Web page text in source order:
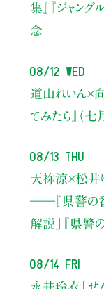
集』『ジャン
念
08/12 Wed
道山れいん×向
てみたら』（
08/13 Thu
天祢涼×松井
――『県警の
解説」
『県警
08/14 Fri
永井玲衣 「